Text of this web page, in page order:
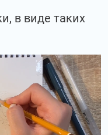
в виде таких